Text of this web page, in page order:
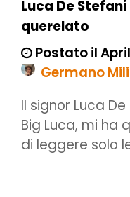
Luca De
querelato
Postato il
Germano
Il signor Luca
Big Luca, mi ha
di leggere solo